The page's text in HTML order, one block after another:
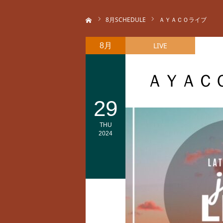
8月SCHEDULE ＡＹＡＣＯライブ
ＡＹＡＣ
8月
29
THU
2024
LIVE